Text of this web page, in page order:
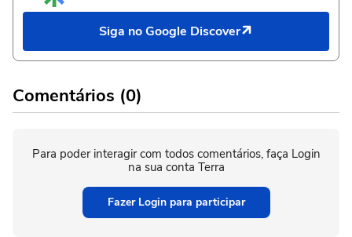
Siga no Google Discover
Comentários (0)
Para poder interagir com todos comentários, faça Login
na sua conta Terra
Fazer Login para participar